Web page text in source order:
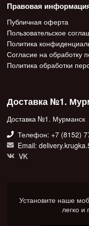
Правовая
Публичная оферта
Пользовательское
Политика
Согласие на обработку
Политика обработки
Доставка №1.
Доставка №1. Мурманск
Телефон: +7 (8152)
Email:
VK
Установите наше
легко и